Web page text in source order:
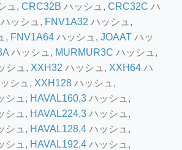
ュ, CRC32B ハッシュ, CRC32C ハ
ハッシュ, FNV1A32 ハッシュ,
, FNV1A64 ハッシュ, JOAAT ハッ
ハッシュ, MURMUR3C ハッシュ,
シュ, XXH32 ハッシュ, XXH64 ハ
シュ, XXH128 ハッシュ,
シュ, HAVAL160,3 ハッシュ,
シュ, HAVAL224,3 ハッシュ,
シュ, HAVAL128,4 ハッシュ,
シュ, HAVAL192,4 ハッシュ,